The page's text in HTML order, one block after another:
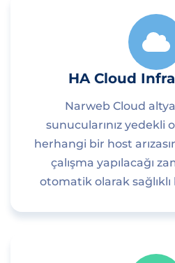
HA Cloud
Narweb Cloud
sunucularınız yedekli
herhangi bir host
çalışma yapılacağı
otomatik olarak sağlıklı